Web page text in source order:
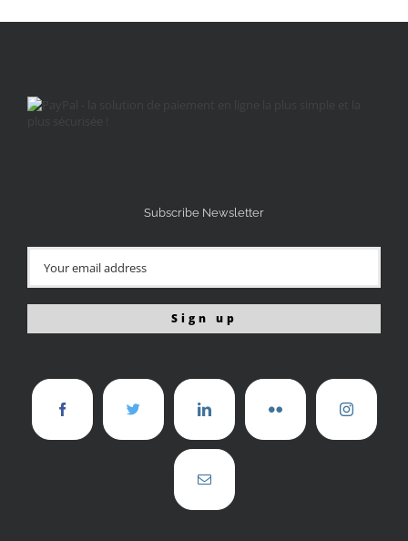
Subscribe Newsletter